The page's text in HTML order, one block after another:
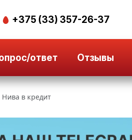
+375 (33) 357-26-37
ответ Отзывы
Нива в кредит